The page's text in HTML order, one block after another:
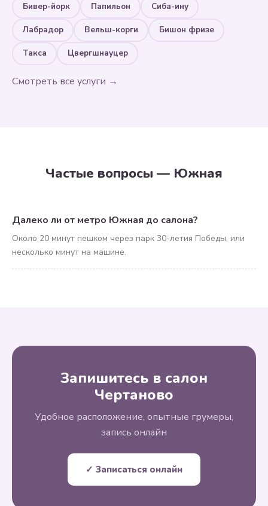
Бивер-йорк Папильон Сиба-ину
Лабрадор Вельш-корги Бишон фризе
Такса Цвергшнауцер
Смотреть все услуги →
Частые вопросы — Южная
Далеко ли от метро Южная до салона?
Около 20 минут пешком через парк 30-летия Победы, или
несколько минут на машине.
Запишитесь в салон
Чертаново
Удобное расположение, опытные грумеры,
запись онлайн
✓ Записаться онлайн